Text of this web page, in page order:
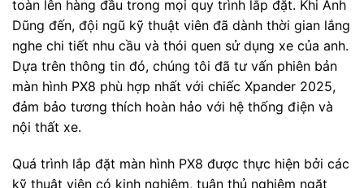
toàn lên hàng đầu trong mọi quy trình lắp đặt. Khi Anh
Dũng đến, đội ngũ kỹ thuật viên đã dành thời gian lắng
nghe chi tiết nhu cầu và thói quen sử dụng xe của anh.
Dựa trên thông tin đó, chúng tôi đã tư vấn phiên bản
màn hình PX8 phù hợp nhất với chiếc Xpander 2025,
đảm bảo tương thích hoàn hảo với hệ thống điện và
nội thất xe.
Quá trình lắp đặt màn hình PX8 được thực hiện bởi các
kỹ thuật viên có kinh nghiệm, tuân thủ nghiêm ngặt